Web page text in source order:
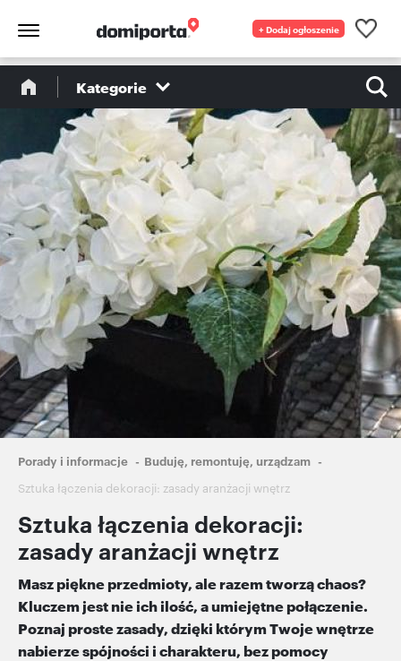
+ Dodaj ogłoszenie
Kategorie
Ścieżka
nawigacyjna
Porady i informacje
Buduję, remontuję, urządzam
Sztuka łączenia dekoracji: zasady aranżacji wnętrz
Sztuka łączenia dekoracji:
zasady aranżacji wnętrz
Masz piękne przedmioty, ale razem tworzą chaos?
Kluczem jest nie ich ilość, a umiejętne połączenie.
Poznaj proste zasady, dzięki którym Twoje wnętrze
nabierze spójności i charakteru, bez pomocy